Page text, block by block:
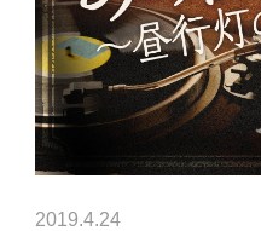
2019.4.24